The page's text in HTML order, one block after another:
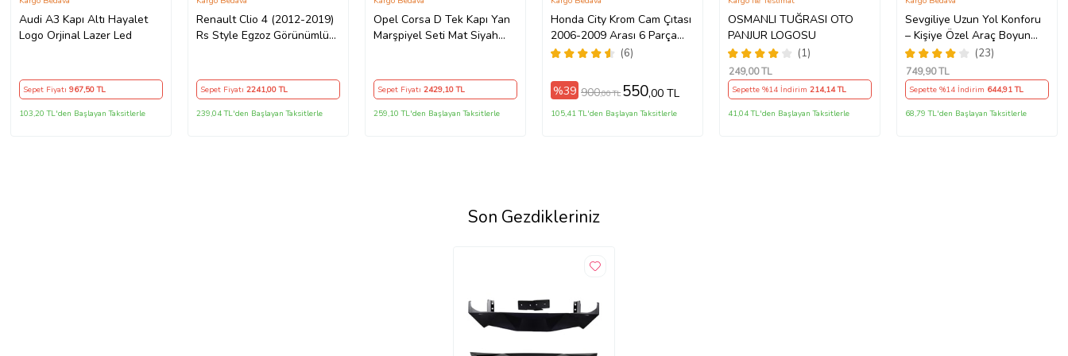
Audi A3 Kapı Altı Hayalet
Logo Orjinal Lazer Led
Sepet Fiyatı 967,50 TL
103,20 TL'den Başlayan Taksitlerle
Renault Clio 4 (2012-2019)
Rs Style Egzoz Görünümlü
Sepet Fiyatı 2241,00 TL
239,04 TL'den Başlayan Taksitlerle
Opel Corsa D Tek Kapı Yan
Marşpiyel Seti Mat Siyah
Sepet Fiyatı 2429,10 TL
259,10 TL'den Başlayan Taksitlerle
Honda City Krom Cam Çıtası
2006-2009 Arası 6 Parça
Paslanmaz Çelik
(6)
%39 900,00 TL 550,00 TL
105,41 TL'den Başlayan Taksitlerle
OSMANLI TUĞRASI OTO
PANJUR LOGOSU
(1)
249,00 TL
Sepette %14 İndirim214,14 TL
41,04 TL'den Başlayan Taksitlerle
Sevgiliye Uzun Yol Konforu
– Kişiye Özel Araç Boyun
Yastığı & Kemer Pedi Hediye
Seti
(23)
749,90 TL
Sepette %14 İndirim 644,91 TL
68,79 TL'den Başlayan Taksitlerle
Son Gezdikleriniz